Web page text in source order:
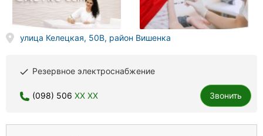
улица Келецкая, 50B, район Вишенка
done Резервное электроснабжение
(098) 506 XX XX Звонить